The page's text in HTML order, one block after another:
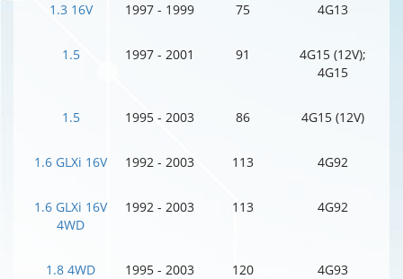
1.3 16V 1997 - 1999 75 4G13
1.5 1997 - 2001 91
4G15 (12V);
4G15
1.5 1995 - 2003 86 4G15 (12V)
1.6 GLXi 16V 1992 - 2003 113 4G92
1.6 GLXi 16V
4WD
1992 - 2003 113 4G92
1.8 4WD 1995 - 2003 120 4G93